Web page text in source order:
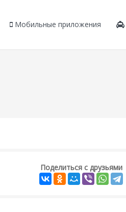
Мобильные приложения
Поделиться с друзьями